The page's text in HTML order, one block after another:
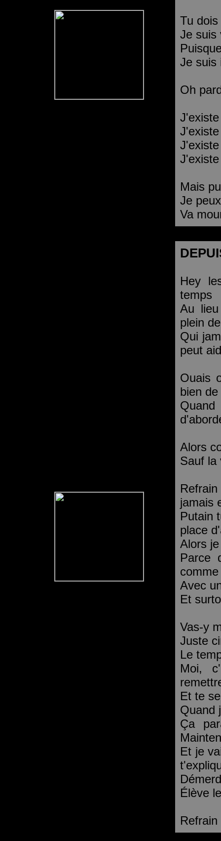
Tu
Je suis
Je suis
Oh
Mais
Je
Va
Hey
temps
Au
plein
Qui
peut
Ouais
bien
Alors
Sauf la
jamais
Putain
place
Alors
Parce
Avec
Et
Vas-y
Juste
Le
Moi,
Et te
Quand
Ça
Et je
Élève
Refrain